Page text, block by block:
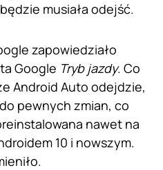
musiała odejść.
zapowiedziało
Google Tryb jazdy. Co
Android Auto odejdzie,
pewnych zmian, co
nawet na
10 i nowszym.